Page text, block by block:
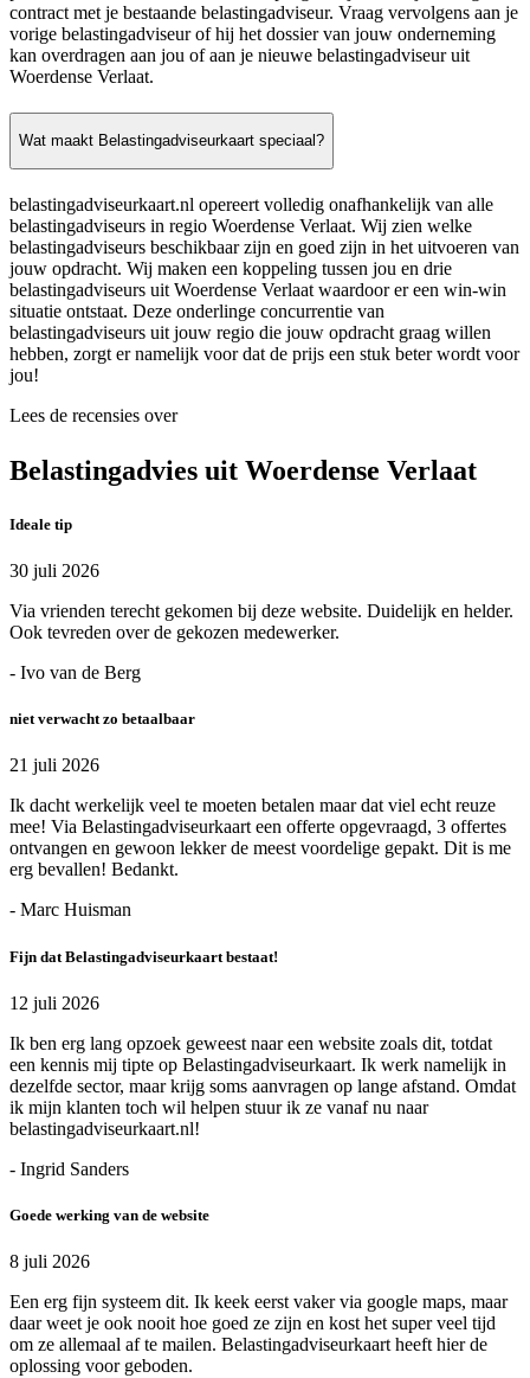
contract met je bestaande belastingadviseur. Vraag vervolgens aan je
vorige belastingadviseur of hij het dossier van jouw onderneming
kan overdragen aan jou of aan je nieuwe belastingadviseur uit
Woerdense Verlaat.
Wat maakt Belastingadviseurkaart speciaal?
belastingadviseurkaart.nl opereert volledig onafhankelijk van alle
belastingadviseurs in regio Woerdense Verlaat. Wij zien welke
belastingadviseurs beschikbaar zijn en goed zijn in het uitvoeren van
jouw opdracht. Wij maken een koppeling tussen jou en drie
belastingadviseurs uit Woerdense Verlaat waardoor er een win-win
situatie ontstaat. Deze onderlinge concurrentie van
belastingadviseurs uit jouw regio die jouw opdracht graag willen
hebben, zorgt er namelijk voor dat de prijs een stuk beter wordt voor
jou!
Lees de recensies over
Belastingadvies uit Woerdense Verlaat
Ideale tip
30 juli 2026
Via vrienden terecht gekomen bij deze website. Duidelijk en helder.
Ook tevreden over de gekozen medewerker.
- Ivo van de Berg
niet verwacht zo betaalbaar
21 juli 2026
Ik dacht werkelijk veel te moeten betalen maar dat viel echt reuze
mee! Via Belastingadviseurkaart een offerte opgevraagd, 3 offertes
ontvangen en gewoon lekker de meest voordelige gepakt. Dit is me
erg bevallen! Bedankt.
- Marc Huisman
Fijn dat Belastingadviseurkaart bestaat!
12 juli 2026
Ik ben erg lang opzoek geweest naar een website zoals dit, totdat
een kennis mij tipte op Belastingadviseurkaart. Ik werk namelijk in
dezelfde sector, maar krijg soms aanvragen op lange afstand. Omdat
ik mijn klanten toch wil helpen stuur ik ze vanaf nu naar
belastingadviseurkaart.nl!
- Ingrid Sanders
Goede werking van de website
8 juli 2026
Een erg fijn systeem dit. Ik keek eerst vaker via google maps, maar
daar weet je ook nooit hoe goed ze zijn en kost het super veel tijd
om ze allemaal af te mailen. Belastingadviseurkaart heeft hier de
oplossing voor geboden.